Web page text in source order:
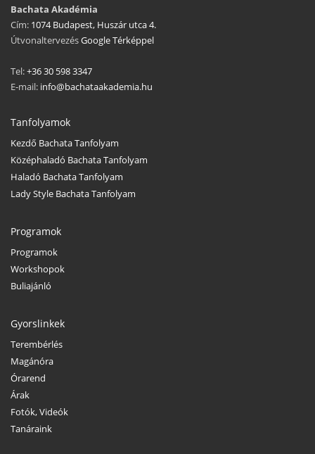
Bachata Akadémia
Cím: 1074 Budapest, Huszár utca 4.
ÚtvonaltervezésGoogle Térképpel
Tel:+36 30 598 3347
E-mail: info@bachataakademia.hu
Tanfolyamok
Kezdő Bachata Tanfolyam
Középhaladó Bachata Tanfolyam
Haladó Bachata Tanfolyam
Lady Style Bachata Tanfolyam
Programok
Programok
Workshopok
Buliajánló
Gyorslinkek
Terembérlés
Magánóra
Órarend
Árak
Fotók, Videók
Tanáraink